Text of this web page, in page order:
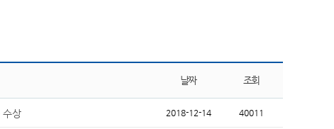
날짜 조회
수상 2018-12-14 40011